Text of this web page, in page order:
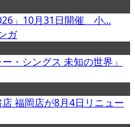
」10月31日開催 小...
ガ
・シングス 未知の世界」
福岡店が8月4日リニュー